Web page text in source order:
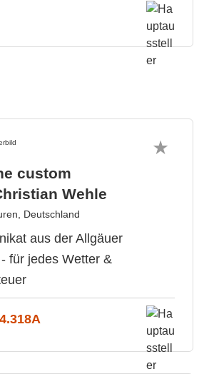
custom
Wehle
Deutschland
aus der Allgäuer
für jedes Wetter &